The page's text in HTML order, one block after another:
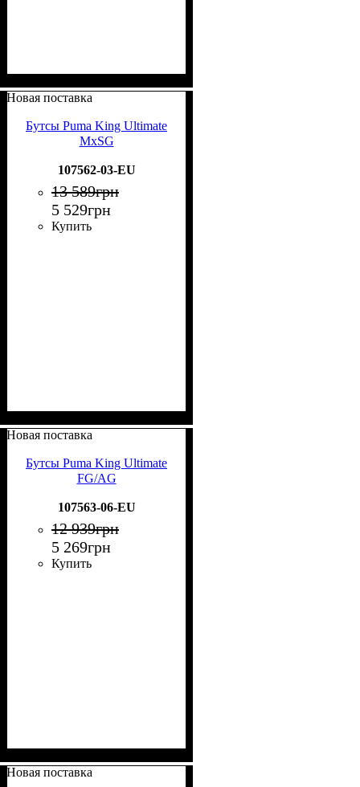
Новая поставка
Бутсы Puma King Ultimate
MxSG
107562-03-EU
13 589грн
5 529грн
Купить
Новая поставка
Бутсы Puma King Ultimate
FG/AG
107563-06-EU
12 939грн
5 269грн
Купить
Новая поставка